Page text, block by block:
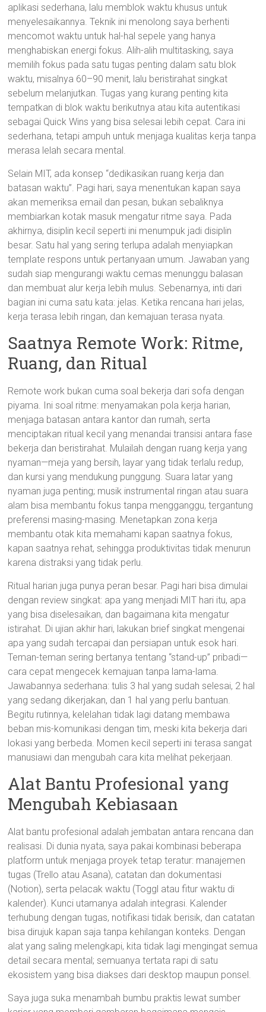
aplikasi sederhana, lalu memblok waktu khusus untuk
menyelesaikannya. Teknik ini menolong saya berhenti
mencomot waktu untuk hal-hal sepele yang hanya
menghabiskan energi fokus. Alih-alih multitasking, saya
memilih fokus pada satu tugas penting dalam satu blok
waktu, misalnya 60–90 menit, lalu beristirahat singkat
sebelum melanjutkan. Tugas yang kurang penting kita
tempatkan di blok waktu berikutnya atau kita autentikasi
sebagai Quick Wins yang bisa selesai lebih cepat. Cara ini
sederhana, tetapi ampuh untuk menjaga kualitas kerja tanpa
merasa lelah secara mental.
Selain MIT, ada konsep “dedikasikan ruang kerja dan
batasan waktu”. Pagi hari, saya menentukan kapan saya
akan memeriksa email dan pesan, bukan sebaliknya
membiarkan kotak masuk mengatur ritme saya. Pada
akhirnya, disiplin kecil seperti ini menumpuk jadi disiplin
besar. Satu hal yang sering terlupa adalah menyiapkan
template respons untuk pertanyaan umum. Jawaban yang
sudah siap mengurangi waktu cemas menunggu balasan
dan membuat alur kerja lebih mulus. Sebenarnya, inti dari
bagian ini cuma satu kata: jelas. Ketika rencana hari jelas,
kerja terasa lebih ringan, dan kemajuan terasa nyata.
Saatnya Remote Work: Ritme,
Ruang, dan Ritual
Remote work bukan cuma soal bekerja dari sofa dengan
piyama. Ini soal ritme: menyamakan pola kerja harian,
menjaga batasan antara kantor dan rumah, serta
menciptakan ritual kecil yang menandai transisi antara fase
bekerja dan beristirahat. Mulailah dengan ruang kerja yang
nyaman—meja yang bersih, layar yang tidak terlalu redup,
dan kursi yang mendukung punggung. Suara latar yang
nyaman juga penting; musik instrumental ringan atau suara
alam bisa membantu fokus tanpa mengganggu, tergantung
preferensi masing-masing. Menetapkan zona kerja
membantu otak kita memahami kapan saatnya fokus,
kapan saatnya rehat, sehingga produktivitas tidak menurun
karena distraksi yang tidak perlu.
Ritual harian juga punya peran besar. Pagi hari bisa dimulai
dengan review singkat: apa yang menjadi MIT hari itu, apa
yang bisa diselesaikan, dan bagaimana kita mengatur
istirahat. Di ujian akhir hari, lakukan brief singkat mengenai
apa yang sudah tercapai dan persiapan untuk esok hari.
Teman-teman sering bertanya tentang “stand-up” pribadi—
cara cepat mengecek kemajuan tanpa lama-lama.
Jawabannya sederhana: tulis 3 hal yang sudah selesai, 2 hal
yang sedang dikerjakan, dan 1 hal yang perlu bantuan.
Begitu rutinnya, kelelahan tidak lagi datang membawa
beban mis-komunikasi dengan tim, meski kita bekerja dari
lokasi yang berbeda. Momen kecil seperti ini terasa sangat
manusiawi dan mengubah cara kita melihat pekerjaan.
Alat Bantu Profesional yang
Mengubah Kebiasaan
Alat bantu profesional adalah jembatan antara rencana dan
realisasi. Di dunia nyata, saya pakai kombinasi beberapa
platform untuk menjaga proyek tetap teratur: manajemen
tugas (Trello atau Asana), catatan dan dokumentasi
(Notion), serta pelacak waktu (Toggl atau fitur waktu di
kalender). Kunci utamanya adalah integrasi. Kalender
terhubung dengan tugas, notifikasi tidak berisik, dan catatan
bisa dirujuk kapan saja tanpa kehilangan konteks. Dengan
alat yang saling melengkapi, kita tidak lagi mengingat semua
detail secara mental; semuanya tertata rapi di satu
ekosistem yang bisa diakses dari desktop maupun ponsel.
Saya juga suka menambah bumbu praktis lewat sumber